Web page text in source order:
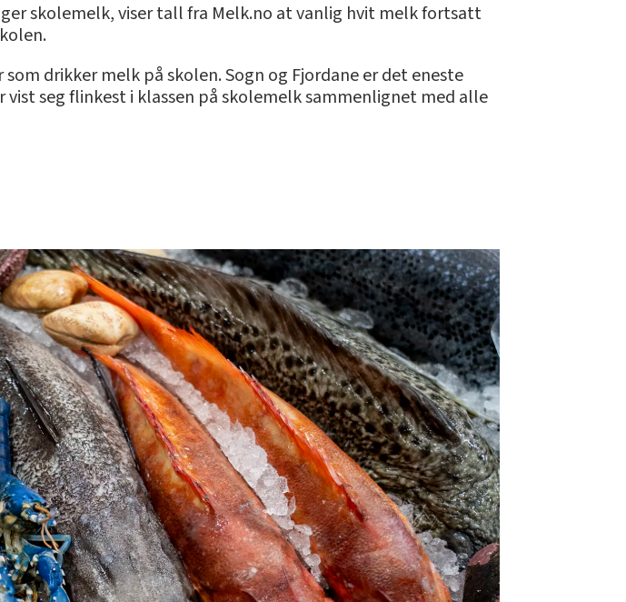
skolemelk, viser tall fra Melk.no at vanlig hvit melk fortsatt
drikker melk på skolen. Sogn og Fjordane er det eneste
seg flinkest i klassen på skolemelk sammenlignet med alle